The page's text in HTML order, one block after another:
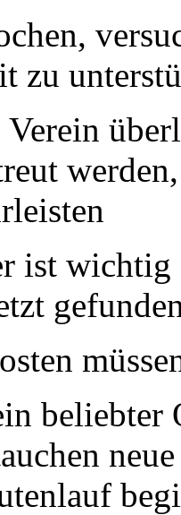
zu
Verein
ist wichtig